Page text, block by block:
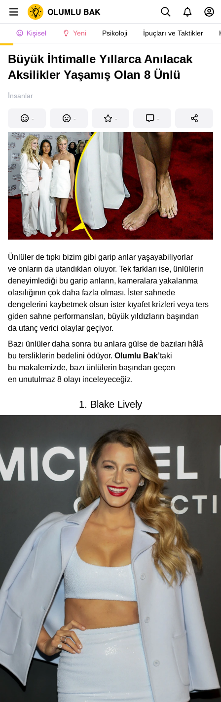
Kişisel Yeni Psikoloji İpuçları ve Taktikler
Büyük İhtimalle Yıllarca Anılacak
Aksilikler Yaşamış Olan 8 Ünlü
İnsanlar
- - - -
Ünlüler de tıpkı bizim gibi garip anlar yaşayabiliyorlar
ve onların da utandıkları oluyor. Tek farkları ise, ünlülerin
deneyimlediği bu garip anların, kameralara yakalanma
olasılığının çok daha fazla olması. İster sahnede
dengelerini kaybetmek olsun ister kıyafet krizleri veya ters
giden sahne performansları, büyük yıldızların başından
da utanç verici olaylar geçiyor.
Bazı ünlüler daha sonra bu anlara gülse de bazıları hâlâ
bu tersliklerin bedelini ödüyor. Olumlu Bak’taki
bu makalemizde, bazı ünlülerin başından geçen
en unutulmaz 8 olayı inceleyeceğiz.
1. Blake Lively